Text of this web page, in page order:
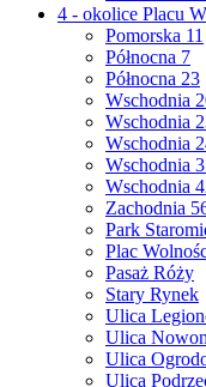
4 - okolice Placu
Pomorska 11
Północna 7
Północna 23
Wschodnia
Wschodnia
Wschodnia
Wschodnia
Wschodnia
Zachodnia
Park
Plac
Pasaż Róży
Stary Rynek
Ulica
Ulica
Ulica
Ulica